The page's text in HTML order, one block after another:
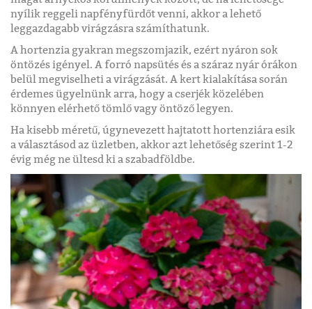
nyílik reggeli napfényfürdőt venni, akkor a lehető
leggazdagabb virágzásra számíthatunk.
A hortenzia gyakran megszomjazik, ezért nyáron sok
öntözés igényel. A forró napsütés és a száraz nyár órákon
belül megviselheti a virágzását. A kert kialakítása során
érdemes ügyelnünk arra, hogy a cserjék közelében
könnyen elérhető tömlő vagy öntöző legyen.
Ha kisebb méretű, úgynevezett hajtatott hortenziára esik
a választásod az üzletben, akkor azt lehetőség szerint 1-2
évig még ne ültesd ki a szabadföldbe.